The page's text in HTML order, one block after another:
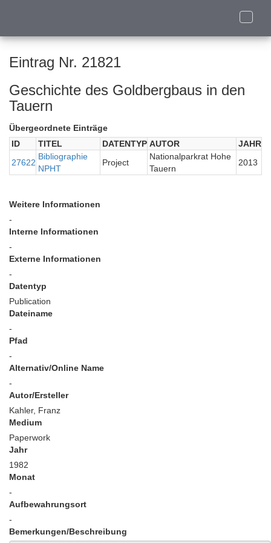
Toggle
Eintrag Nr. 21821
Geschichte des Goldbergbaus in den
Tauern
Übergeordnete Einträge
ID
TITEL DATENTYP AUTOR
JAHR
27622
Bibliographie
NPHT
Project
Nationalparkrat Hohe
Tauern
2013
Weitere Informationen
-
Interne Informationen
-
Externe Informationen
-
Datentyp
Publication
Dateiname
-
Pfad
-
Alternativ/Online Name
-
Autor/Ersteller
Kahler, Franz
Medium
Paperwork
Jahr
1982
Monat
-
Aufbewahrungsort
-
Bemerkungen/Beschreibung